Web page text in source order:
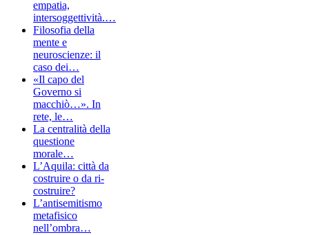
empatia,
intersoggettività.…
Filosofia della
mente e
neuroscienze: il
caso dei…
«Il capo del
Governo si
macchiò…». In
rete, le…
La centralità della
questione
morale…
L’Aquila: città da
costruire o da ri-
costruire?
L’antisemitismo
metafisico
nell’ombra…